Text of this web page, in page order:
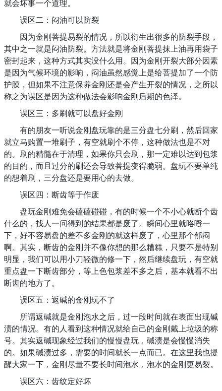
就会坏事一个道理。
误区二：闷油可以防裂
因为金刚菩提易裂的情况，所以衍生出很多的防裂手段，
其中之一就是闷油防裂。方法就是将金刚菩提抹上油再用袋子
密封起来，这种方式其实没什么用。因为金刚开裂大部分因素
是因为气候环境的影响，闷油虽然感觉上是给菩提加了一个防
护膜，但如果不注意保养金刚还是会产生开裂的情况，之所以
称之为误区是因为这种做法会影响金刚后期的色泽。
误区三：多刷就可以盘好金刚
有的朋友一听说金刚盘玩靠的是三分盘七分刷，然后回家
就立马购置一堆刷子，有空就刷个不停，这种做法也是不对
的。刷的精髓在于清理，如果你只会刷，那一定难以达到包浆
的目的，而且过分的刷还会导致菩提变得脆弱。盘玩不要单纯
的想着刷，三分盘还是要用心的去做。
误区四：断齿等于作废
盘玩金刚难免会磕磕碰碰，有的时候一个不小心就断个齿
什么的，找人一问得到的结果都是废了。瞬间心里就咯噔一
下，好不容易盘的差不多金刚的就这样废了，心里那个郁闷
啊。其实，断齿的金刚并不像你想的那么糟糕，只要不是特别
明显，我们可以用小刀轻微的修一下，然后继续盘玩，有空就
重点盘一下断齿部分，等上色包浆差不多之后，基本就看不出
断齿的地方了。
误区五：返碱的金刚玩不了
所谓返碱就是金刚泡水之后，过一段时间就在表面出现碱
渍的情况。有的人看到这种情况就给自己的金刚戴上垃圾的称
号。其实返碱现象经过我们的慢慢盘玩，碱渍是会慢慢消失
的。如果碱渍过多，需要的时间就长一点而已。在这里我也提
醒大家一下，金刚尽量不要长时间泡水，泡水的金刚更易裂。
误区六：齿纹定好坏